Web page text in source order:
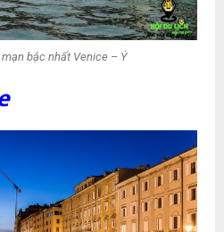
bậc nhất Venice – Ý